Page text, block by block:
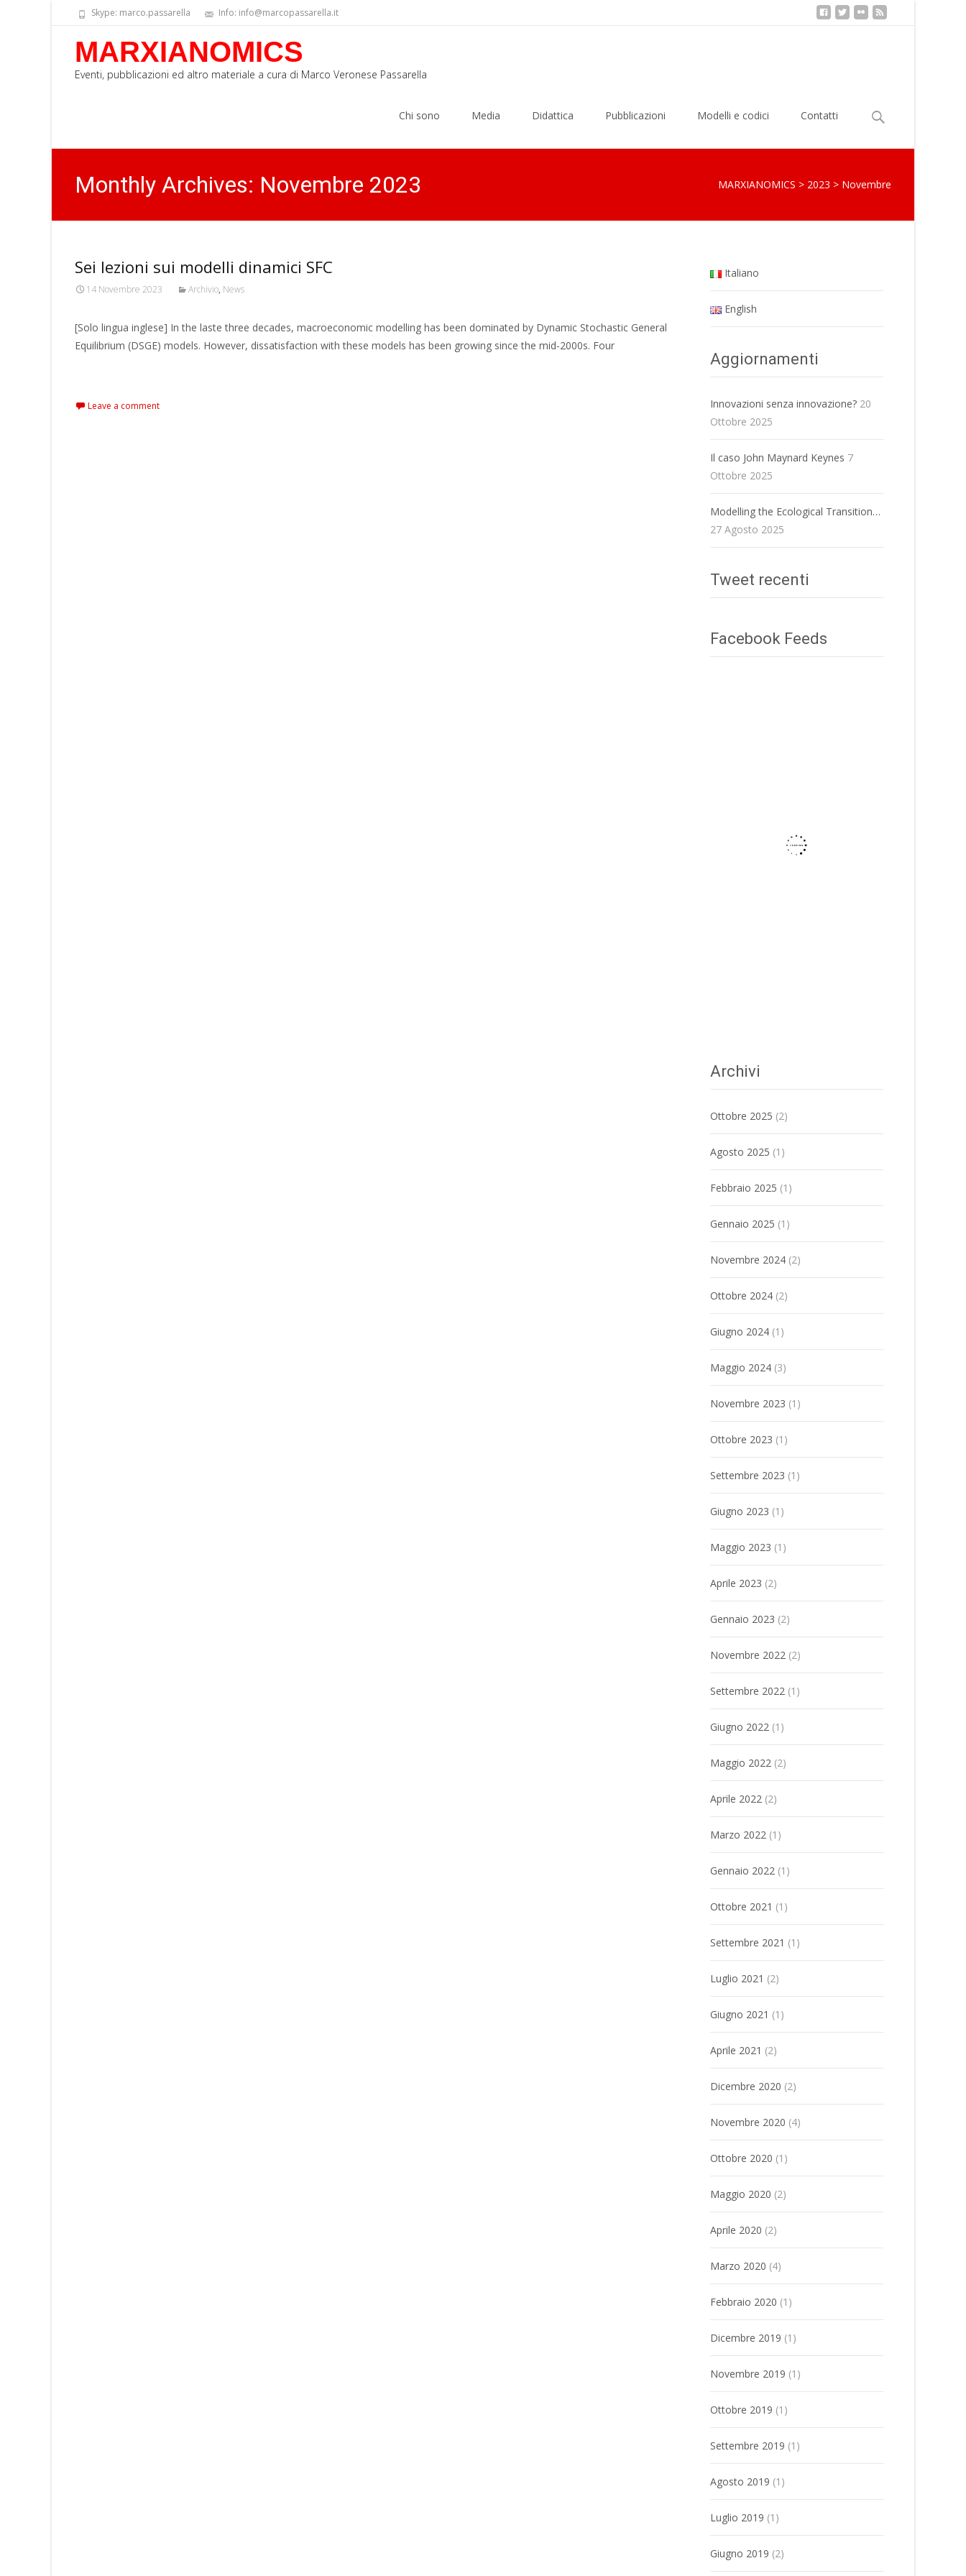
Skype: marco.passarella Info: info@marcopassarella.it
MARXIANOMICS
Eventi, pubblicazioni ed altro materiale a cura di Marco Veronese Passarella
Chi sono Media Didattica Pubblicazioni Modelli e codici Contatti
Ricerca
Monthly Archives: Novembre 2023 MARXIANOMICS > 2023 > Novembre
Sei lezioni sui modelli dinamici SFC
14 Novembre 2023 Archivio, News
[Solo lingua inglese] In the laste three decades, macroeconomic modelling has been dominated by Dynamic Stochastic General
Equilibrium (DSGE) models. However, dissatisfaction with these models has been growing since the mid-2000s. Four
Leave a comment
Italiano
English
Aggiornamenti
Innovazioni senza innovazione? 20
Ottobre 2025
Il caso John Maynard Keynes 7
Ottobre 2025
Modelling the Ecological Transition…
27 Agosto 2025
Tweet recenti
Facebook Feeds
Archivi
Ottobre 2025 (2)
Agosto 2025 (1)
Febbraio 2025 (1)
Gennaio 2025 (1)
Novembre 2024 (2)
Ottobre 2024 (2)
Giugno 2024 (1)
Maggio 2024 (3)
Novembre 2023 (1)
Ottobre 2023 (1)
Settembre 2023 (1)
Giugno 2023 (1)
Maggio 2023 (1)
Aprile 2023 (2)
Gennaio 2023 (2)
Novembre 2022 (2)
Settembre 2022 (1)
Giugno 2022 (1)
Maggio 2022 (2)
Aprile 2022 (2)
Marzo 2022 (1)
Gennaio 2022 (1)
Ottobre 2021 (1)
Settembre 2021 (1)
Luglio 2021 (2)
Giugno 2021 (1)
Aprile 2021 (2)
Dicembre 2020 (2)
Novembre 2020 (4)
Ottobre 2020 (1)
Maggio 2020 (2)
Aprile 2020 (2)
Marzo 2020 (4)
Febbraio 2020 (1)
Dicembre 2019 (1)
Novembre 2019 (1)
Ottobre 2019 (1)
Settembre 2019 (1)
Agosto 2019 (1)
Luglio 2019 (1)
Giugno 2019 (2)